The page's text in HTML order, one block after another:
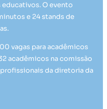
educativos. O evento
e 24 stands de
vagas para acadêmicos
acadêmicos na comissão
da diretoria da